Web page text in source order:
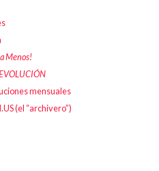
Menos!
mensuales
(el “archivero”)